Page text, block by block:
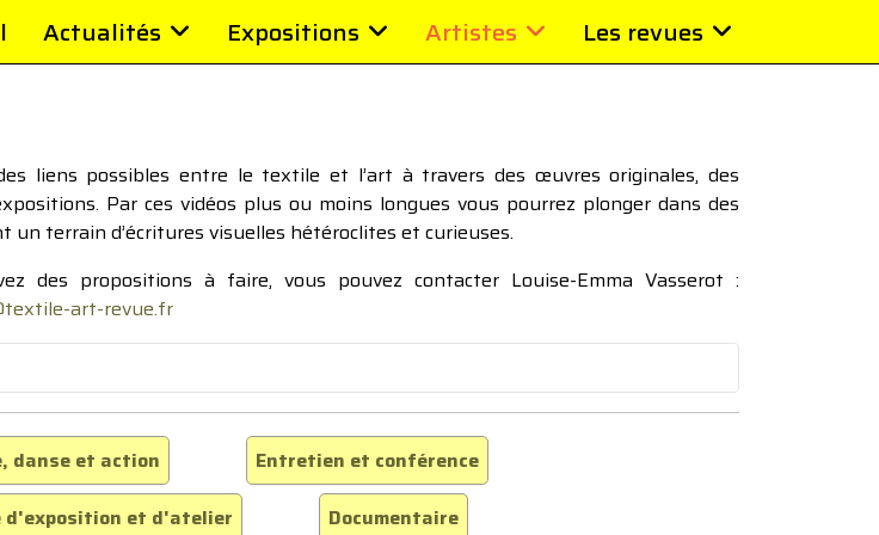
Actualités Expositions Artistes Les revues
liens possibles entre le textile et l’art à travers des œuvres originales, des
Par ces vidéos plus ou moins longues vous pourrez plonger dans des
terrain d’écritures visuelles hétéroclites et curieuses.
des propositions à faire, vous pouvez contacter Louise-Emma Vasserot :
art-revue.fr
danse et action
Entretien et conférence
et d'atelier Documentaire